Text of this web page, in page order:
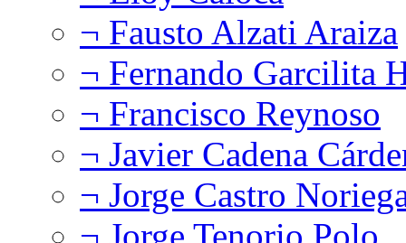
¬ Fausto Alzati Araiza
¬ Fernando Garcilita
¬ Francisco Reynoso
¬ Javier Cadena
¬ Jorge Castro
¬ Jorge Tenorio Polo